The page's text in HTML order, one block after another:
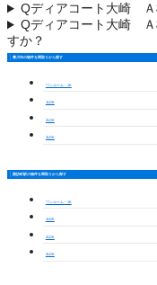
Qディアコート大崎 Ａ
Qディアコート大崎 Ａ
すか？
豊川市の物件を間取りから探す
ワンルーム・1K
1LDK
2LDK
3LDK
諏訪町駅の物件を間取りから探す
ワンルーム・1K
1LDK
2LDK
3LDK